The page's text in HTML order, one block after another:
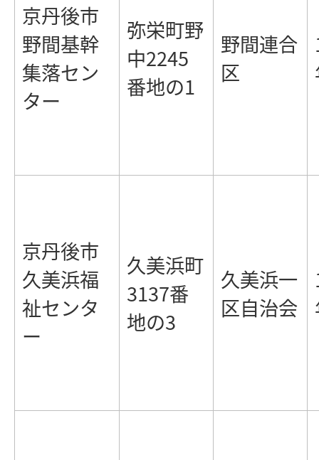
京丹後市
野間基幹
集落セン
ター
弥栄町野
中2245
番地の1
野間連合
区
京丹後市
久美浜福
祉センタ
ー
久美浜町
3137番
地の3
久美浜一
区自治会